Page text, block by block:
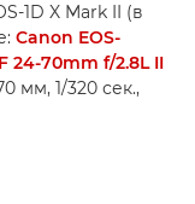
1D X Mark II (в
Canon EOS-
24-70mm f/2.8L II
мм, 1/320 сек.,